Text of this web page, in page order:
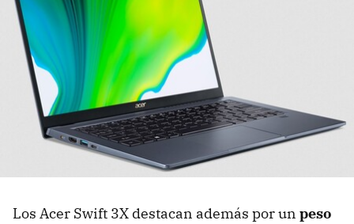
Los Acer Swift 3X destacan además por un peso